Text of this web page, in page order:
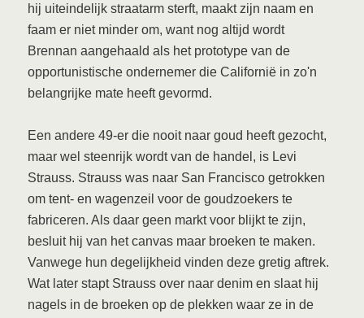
hij uiteindelijk straatarm sterft, maakt zijn naam en
faam er niet minder om, want nog altijd wordt
Brennan aangehaald als het prototype van de
opportunistische ondernemer die Californië in zo'n
belangrijke mate heeft gevormd.
Een andere 49-er die nooit naar goud heeft gezocht,
maar wel steenrijk wordt van de handel, is Levi
Strauss. Strauss was naar San Francisco getrokken
om tent- en wagenzeil voor de goudzoekers te
fabriceren. Als daar geen markt voor blijkt te zijn,
besluit hij van het canvas maar broeken te maken.
Vanwege hun degelijkheid vinden deze gretig aftrek.
Wat later stapt Strauss over naar denim en slaat hij
nagels in de broeken op de plekken waar ze in de